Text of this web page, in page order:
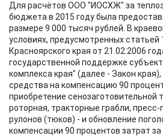
Для расчётов ООО "ИОСХЖ" за
бюджета в 2015 году была
размере 9 000 тысяч рублей. В
условиях, предусмотренных статьей
Красноярского края от 21.02.2006
государственной поддержке
комплекса края" (далее - Закон
средства на компенсацию 90
приобретение сенозаготовительной
роторная, тракторные грабли,
рулонов (тюков) - и обновление
компенсации 90 процентов затрат